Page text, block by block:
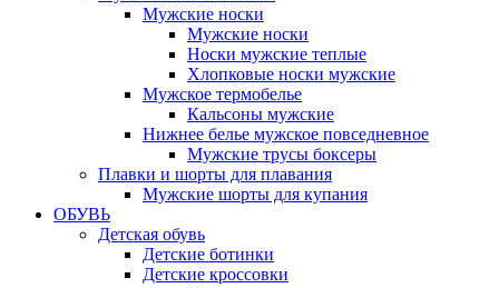
Мужские носки
Мужские носки
Носки мужские теплые
Хлопковые носки мужские
Мужское термобелье
Кальсоны мужские
Нижнее белье мужское повседневное
Мужские трусы боксеры
Плавки и шорты для плавания
Мужские шорты для купания
ОБУВЬ
Детская обувь
Детские ботинки
Детские кроссовки